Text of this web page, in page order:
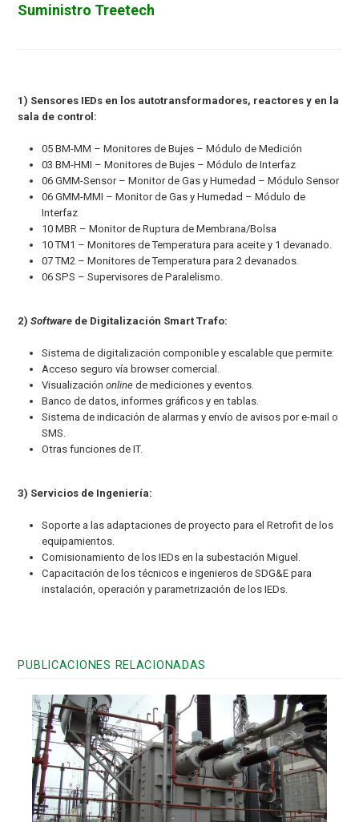
Suministro Treetech
1) Sensores IEDs en los autotransformadores, reactores y en la
sala de control:
05 BM-MM – Monitores de Bujes – Módulo de Medición
03 BM-HMI – Monitores de Bujes – Módulo de Interfaz
06 GMM-Sensor – Monitor de Gas y Humedad – Módulo Sensor
06 GMM-MMI – Monitor de Gas y Humedad – Módulo de
Interfaz
10 MBR – Monitor de Ruptura de Membrana/Bolsa
10 TM1 – Monitores de Temperatura para aceite y 1 devanado.
07 TM2 – Monitores de Temperatura para 2 devanados.
06 SPS – Supervisores de Paralelismo.
2)Software de Digitalización Smart Trafo:
Sistema de digitalización componible y escalable que permite:
Acceso seguro vía browser comercial.
Visualizaciónonline de mediciones y eventos.
Banco de datos, informes gráficos y en tablas.
Sistema de indicación de alarmas y envío de avisos por e-mail o
SMS.
Otras funciones de IT.
3) Servicios de Ingeniería:
Soporte a las adaptaciones de proyecto para el Retrofit de los
equipamientos.
Comisionamiento de los IEDs en la subestación Miguel.
Capacitación de los técnicos e ingenieros de SDG&E para
instalación, operación y parametrización de los IEDs.
PUBLICACIONES RELACIONADAS